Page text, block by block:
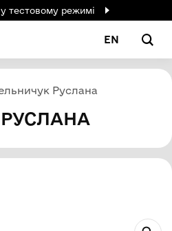
тестовому режимі
EN
Руслана